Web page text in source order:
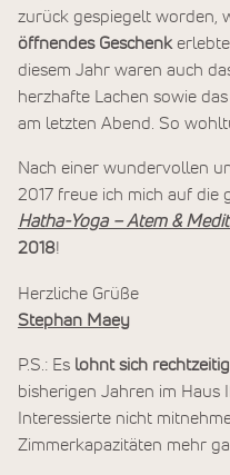
zurück gespiegelt worden,
öffnendes Geschenk
diesem Jahr waren auch
herzhafte Lachen sowie
am letzten Abend. So
Nach einer wundervollen
2017 freue ich mich auf die
Hatha-Yoga – Atem &
2018!
Herzliche Grüße
Stephan Maey
P.S.: Es lohnt sich
bisherigen Jahren im Haus
Interessierte nicht
Zimmerkapazitäten mehr